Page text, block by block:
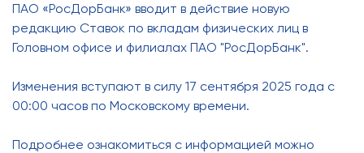
ПАО «РосДорБанк» вводит в действие новую
редакцию Ставок по вкладам физических лиц в
Головном офисе и филиалах ПАО "РосДорБанк".
Изменения вступают в силу 17 сентября 2025 года с
00:00 часов по Московскому времени.
Подробнее ознакомиться с информацией можно